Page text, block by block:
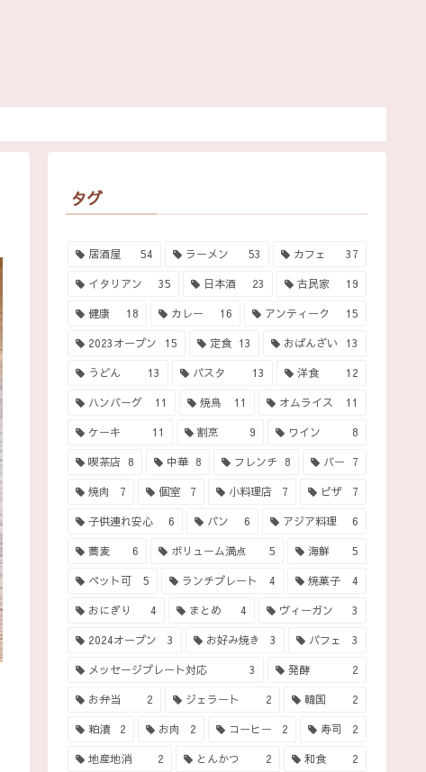
タグ
居酒屋 54 ラーメン 53 カフェ 37
イタリアン 35 日本酒 23 古民家 19
健康 18 カレー 16 アンティーク 15
2023オープン 15 定食 13 おばんざい 13
うどん 13 パスタ 13 洋食 12
ハンバーグ 11 焼鳥 11 オムライス 11
ケーキ 11 割烹 9 ワイン 8
喫茶店 8 中華 8 フレンチ 8 バー 7
焼肉 7 個室 7 小料理店 7 ピザ 7
子供連れ安心 6 パン 6 アジア料理 6
蕎麦 6 ボリューム満点 5 海鮮 5
ペット可 5 ランチプレート 4 焼菓子 4
おにぎり 4 まとめ 4 ヴィーガン 3
2024オープン 3 お好み焼き 3 パフェ 3
メッセージプレート対応 3 発酵 2
お弁当 2 ジェラート 2 韓国 2
粕漬 2 お肉 2 コーヒー 2 寿司 2
地産地消 2 とんかつ 2 和食 2